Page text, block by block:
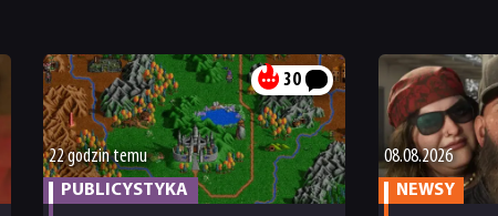
30
22 godzin temu
PUBLICYSTYKA
08.08.2026
NEWSY